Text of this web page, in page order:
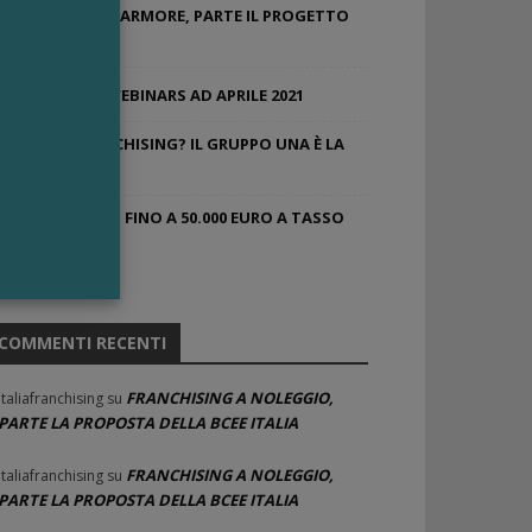
DELLE MARMORE, PARTE IL PROGETTO
WEBINARS AD APRILE 2021
IN FRANCHISING? IL GRUPPO UNA È LA
FINO A 50.000 EURO A TASSO
RECENTI
su FRANCHISING A NOLEGGIO,
LA PROPOSTA DELLA BCEE ITALIA
su FRANCHISING A NOLEGGIO,
LA PROPOSTA DELLA BCEE ITALIA